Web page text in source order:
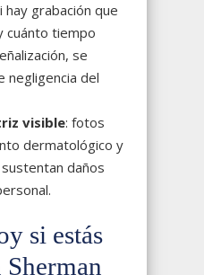
hay grabación que
cuánto tiempo
se
negligencia del
visible: fotos
dermatológico y
daños
si estás